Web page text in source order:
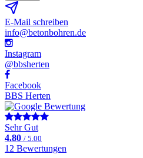
E-Mail schreiben
info@betonbohren.de
Instagram
@bbsherten
Facebook
BBS Herten
Sehr Gut
4.80 / 5.00
12 Bewertungen